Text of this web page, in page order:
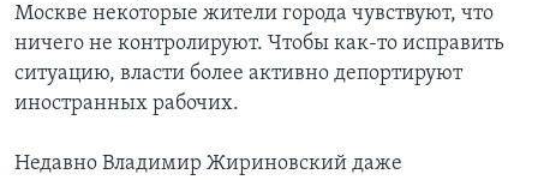
Москве некоторые жители города чувствуют, что
ничего не контролируют. Чтобы как-то исправить
ситуацию, власти более активно депортируют
иностранных рабочих.
Недавно Владимир Жириновский даже